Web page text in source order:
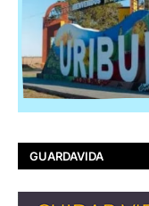
GUARDAVIDA